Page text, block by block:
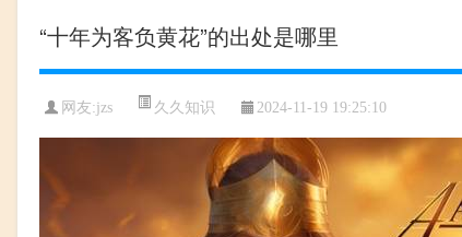
“十年为客负黄花”的出处是哪里
网友:jzs 久久知识 2024-11-19 19:25:10